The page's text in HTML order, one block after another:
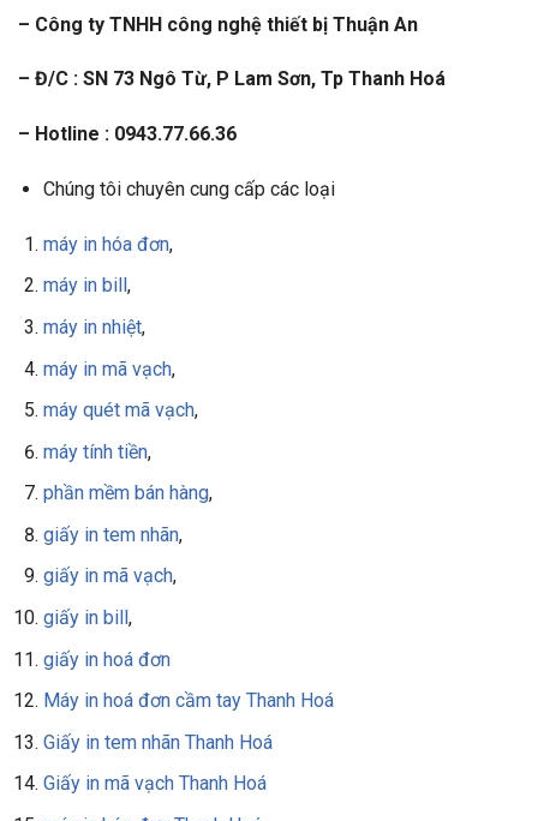
– Công ty TNHH công nghệ thiết bị Thuận An
– Đ/C : SN 73 Ngô Từ, P Lam Sơn, Tp Thanh Hoá
– Hotline : 0943.77.66.36
Chúng tôi chuyên cung cấp các loại
máy in hóa đơn,
máy in bill ,
máy in nhiệt,
máy in mã vạch,
máy quét mã vạch,
máy tính tiền,
phần mềm bán hàng,
giấy in tem nhãn,
giấy in mã vạch,
giấy in bill,
giấy in hoá đơn
Máy in hoá đơn cầm tay Thanh Hoá
Giấy in tem nhãn Thanh Hoá
Giấy in mã vạch Thanh Hoá